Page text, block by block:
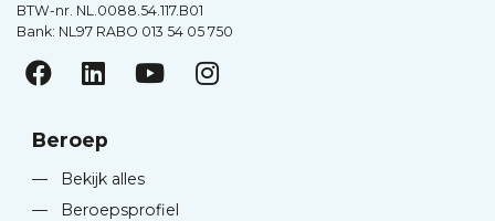
BTW-nr. NL.0088.54.117.B01
Bank: NL97 RABO 013 54 05 750
Beroep
—
Bekijk alles
—
Beroepsprofiel